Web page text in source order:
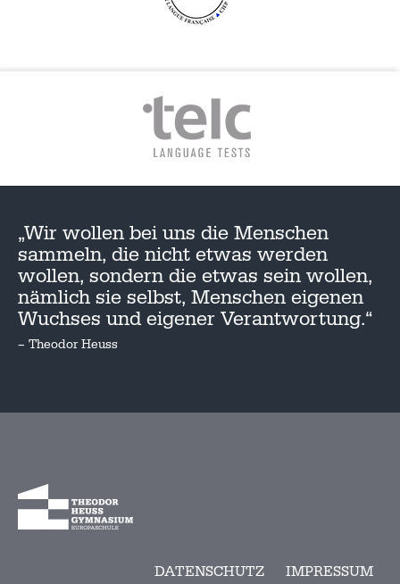
„Wir wollen bei uns die Menschen
sammeln, die nicht etwas werden
wollen, sondern die etwas sein wollen,
nämlich sie selbst, Menschen eigenen
Wuchses und eigener Verantwortung.“
– Theodor Heuss
DATENSCHUTZ IMPRESSUM